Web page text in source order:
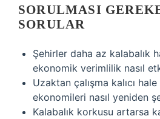
SORULMASI
SORULAR
Şehirler daha az kalabalık
ekonomik verimlilik nasıl
Uzaktan çalışma kalıcı
ekonomileri nasıl yeniden
Kalabalık korkusu artarsa